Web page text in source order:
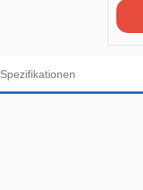
Spezifikationen